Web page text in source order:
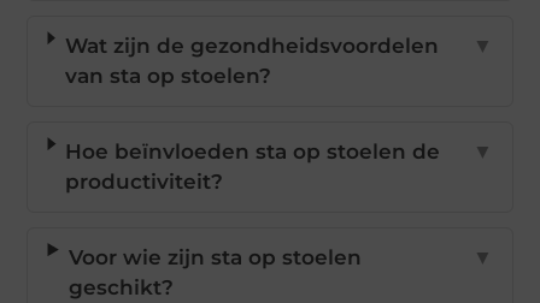
Wat zijn de gezondheidsvoordelen
van sta op stoelen?
▼
Hoe beïnvloeden sta op stoelen de
productiviteit?
▼
Voor wie zijn sta op stoelen
geschikt?
▼